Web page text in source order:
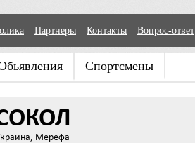
Партнеры Контакты Вопрос-ответ
Спортсмены
Мерефа